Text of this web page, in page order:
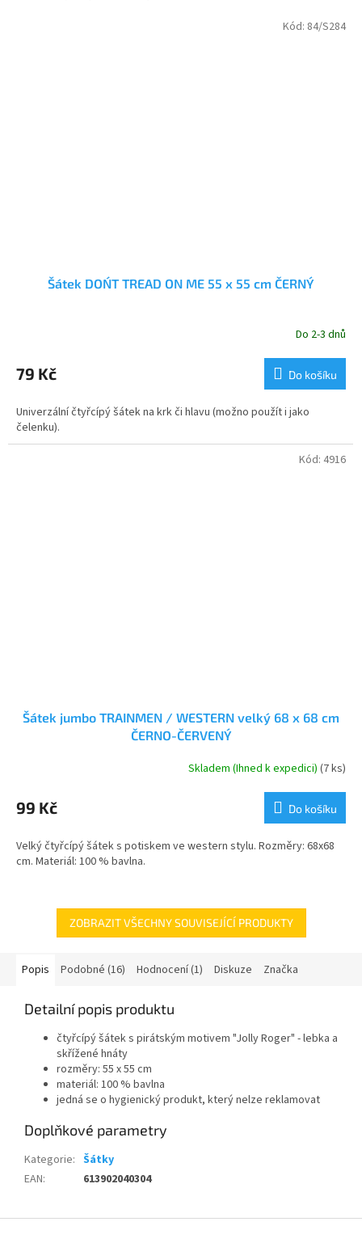
Šátek DON´T TREAD ON ME 55 x 55 cm ČERNÝ
Do 2-3 dnů
79 Kč Do košíku
Univerzální čtyřcípý šátek na krk či hlavu (možno použít i jako
čelenku).
Kód: 84/S284
Šátek jumbo TRAINMEN / WESTERN velký 68 x 68 cm
ČERNO-ČERVENÝ
Skladem (Ihned k expedici) (7 ks)
99 Kč Do košíku
Velký čtyřcípý šátek s potiskem ve western stylu. Rozměry: 68x68
cm. Materiál: 100 % bavlna.
Kód: 4916
ZOBRAZIT VŠECHNY SOUVISEJÍCÍ PRODUKTY
Popis Podobné (16) Hodnocení (1) Diskuze Značka
Detailní popis produktu
čtyřcípý šátek s pirátským motivem "Jolly Roger" - lebka a
skřížené hnáty
rozměry: 55 x 55 cm
materiál: 100 % bavlna
jedná se o hygienický produkt, který nelze reklamovat
Doplňkové parametry
Kategorie: Šátky
EAN: 613902040304